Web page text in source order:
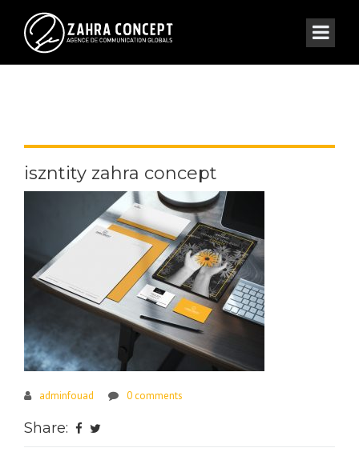
iszntity zahra concept
adminfouad 0 comments
Share: